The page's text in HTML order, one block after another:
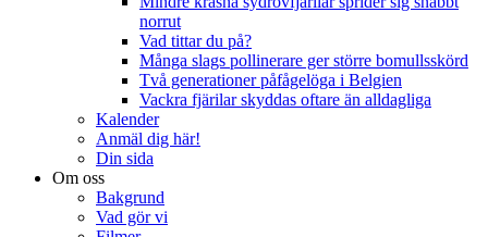
norrut
Vad tittar du på?
Många slags pollinerare ger större bomullsskörd
Två generationer påfågelöga i Belgien
Vackra fjärilar skyddas oftare än alldagliga
Kalender
Anmäl dig här!
Din sida
Om oss
Bakgrund
Vad gör vi